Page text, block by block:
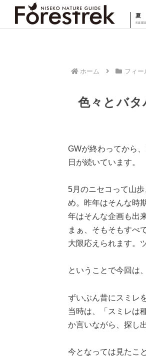
夏
ホーム フィー
色々とバタ
GWが終わってから
日が続いています。
5月のニセコって山
め。昨年はそんな時
年はそんな企画も出
まぁ、そもそもすべ
大限応えられます。
ということで今回は
ずいぶん昔にスミレ
当時は、「スミレは
か言いながら、探し
今となっては見たこ